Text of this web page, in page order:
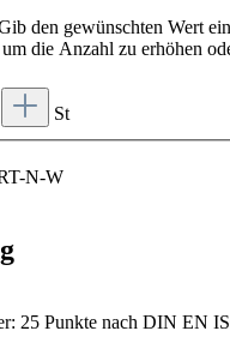
den gewünschten Wert
die Anzahl zu erhöhen
St
N-W
25 Punkte nach DIN EN